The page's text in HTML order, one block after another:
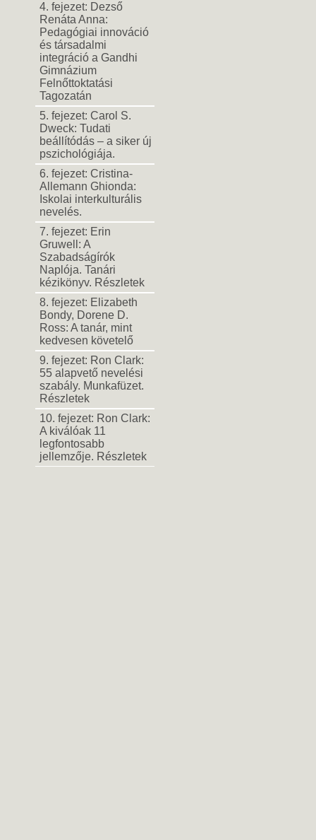
4. fejezet: Dezső
Renáta Anna:
Pedagógiai innováció
és társadalmi
integráció a Gandhi
Gimnázium
Felnőttoktatási
Tagozatán
5. fejezet: Carol S.
Dweck: Tudati
beállítódás – a siker új
pszichológiája.
6. fejezet: Cristina-
Allemann Ghionda:
Iskolai interkulturális
nevelés.
7. fejezet: Erin
Gruwell: A
Szabadságírók
Naplója. Tanári
kézikönyv. Részletek
8. fejezet: Elizabeth
Bondy, Dorene D.
Ross: A tanár, mint
kedvesen követelő
9. fejezet: Ron Clark:
55 alapvető nevelési
szabály. Munkafüzet.
Részletek
10. fejezet: Ron Clark:
A kiválóak 11
legfontosabb
jellemzője. Részletek